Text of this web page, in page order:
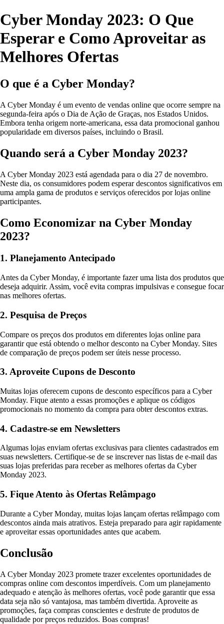
Cyber Monday 2023: O Que
Esperar e Como Aproveitar as
Melhores Ofertas
O que é a Cyber Monday?
A Cyber Monday é um evento de vendas online que ocorre sempre na
segunda-feira após o Dia de Ação de Graças, nos Estados Unidos.
Embora tenha origem norte-americana, essa data promocional ganhou
popularidade em diversos países, incluindo o Brasil.
Quando será a Cyber Monday 2023?
A Cyber Monday 2023 está agendada para o dia 27 de novembro.
Neste dia, os consumidores podem esperar descontos significativos em
uma ampla gama de produtos e serviços oferecidos por lojas online
participantes.
Como Economizar na Cyber Monday
2023?
1. Planejamento Antecipado
Antes da Cyber Monday, é importante fazer uma lista dos produtos que
deseja adquirir. Assim, você evita compras impulsivas e consegue focar
nas melhores ofertas.
2. Pesquisa de Preços
Compare os preços dos produtos em diferentes lojas online para
garantir que está obtendo o melhor desconto na Cyber Monday. Sites
de comparação de preços podem ser úteis nesse processo.
3. Aproveite Cupons de Desconto
Muitas lojas oferecem cupons de desconto específicos para a Cyber
Monday. Fique atento a essas promoções e aplique os códigos
promocionais no momento da compra para obter descontos extras.
4. Cadastre-se em Newsletters
Algumas lojas enviam ofertas exclusivas para clientes cadastrados em
suas newsletters. Certifique-se de se inscrever nas listas de e-mail das
suas lojas preferidas para receber as melhores ofertas da Cyber
Monday 2023.
5. Fique Atento às Ofertas Relâmpago
Durante a Cyber Monday, muitas lojas lançam ofertas relâmpago com
descontos ainda mais atrativos. Esteja preparado para agir rapidamente
e aproveitar essas oportunidades antes que acabem.
Conclusão
A Cyber Monday 2023 promete trazer excelentes oportunidades de
compras online com descontos imperdíveis. Com um planejamento
adequado e atenção às melhores ofertas, você pode garantir que essa
data seja não só vantajosa, mas também divertida. Aproveite as
promoções, faça compras conscientes e desfrute de produtos de
qualidade por preços reduzidos. Boas compras!